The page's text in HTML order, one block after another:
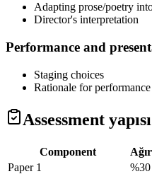
Adapting prose/poetry
Director's interpretation
Performance and
Staging choices
Rationale for
Assessment yapısı
Component
Paper 1
%30